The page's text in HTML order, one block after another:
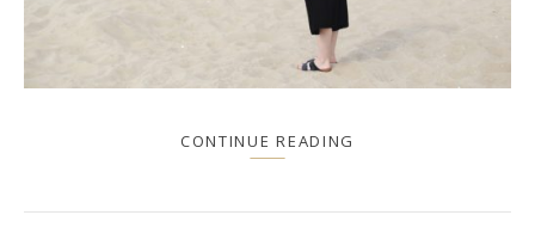
CONTINUE READING